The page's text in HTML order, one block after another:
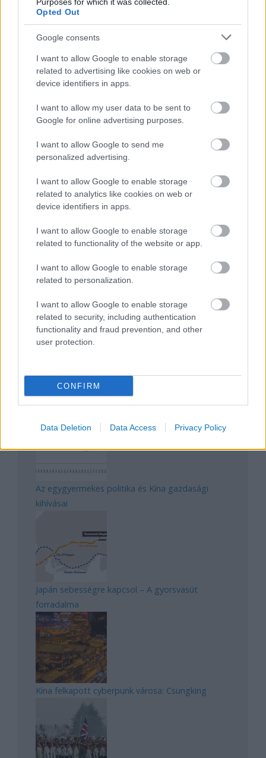
Opted Out
Google consents
I want to allow Google to enable storage
related to advertising like cookies on web or
device identifiers in apps.
I want to allow my user data to be sent to
Google for online advertising purposes.
I want to allow Google to send me
personalized advertising.
I want to allow Google to enable storage
related to analytics like cookies on web or
device identifiers in apps.
I want to allow Google to enable storage
related to functionality of the website or app.
I want to allow Google to enable storage
related to personalization.
I want to allow Google to enable storage
related to security, including authentication
functionality and fraud prevention, and other
user protection.
CONFIRM
Data Deletion Data Access Privacy Policy
A közlekedés mérföldkövei
A világ legveszélyesebb migrációs útvonalai: A
Közép-Mediterrán útvonal, A Darién-régió és az
Indiai-óceáni út
Manaus: a dzsungel szívének városa
Magyarország rejtett gyöngyszemei
Mik alakítják a gondolkodásod? Avagy a kognitív
torzítások
Az egygyermekes politika és Kína gazdasági
kihívásai
Japán sebességre kapcsol – A gyorsvasút
forradalma
Kína felkapott cyberpunk városa: Csungking